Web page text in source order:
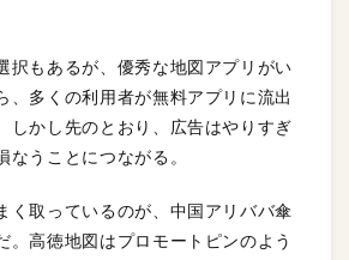
択もあるが、優秀な地図アプリがい
、多くの利用者が無料アプリに流出
しかし先のとおり、広告はやりすぎ
なうことにつながる。
く取っているのが、中国アリババ傘
。高徳地図はプロモートピンのよう